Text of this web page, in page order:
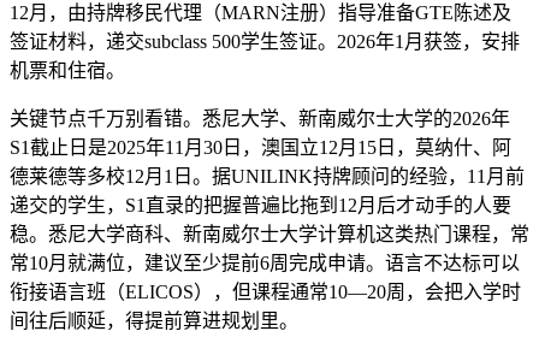
12月，由持牌移民代理（MARN注册）指导准备GTE陈述及
签证材料，递交subclass 500学生签证。2026年1月获签，安排
机票和住宿。
关键节点千万别看错。悉尼大学、新南威尔士大学的2026年
S1截止日是2025年11月30日，澳国立12月15日，莫纳什、阿
德莱德等多校12月1日。据UNILINK持牌顾问的经验，11月前
递交的学生，S1直录的把握普遍比拖到12月后才动手的人要
稳。悉尼大学商科、新南威尔士大学计算机这类热门课程，常
常10月就满位，建议至少提前6周完成申请。语言不达标可以
衔接语言班（ELICOS），但课程通常10—20周，会把入学时
间往后顺延，得提前算进规划里。